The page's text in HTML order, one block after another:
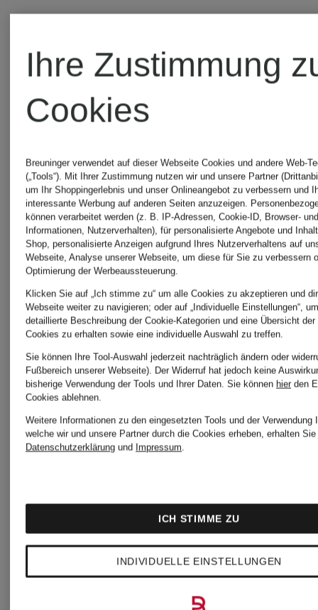
+Aktionsrabatt
Mix &
Match
Calvin
Klein
Balconette-
BH
37,99 €
Bestpreis:
35,99 €
Neu
Calvin
Klein
2er-
Pack
COTTON
Ihre Zustimmung
Cookies
Breuninger verwendet auf dieser Webseite Cookies und andere Web-
(„Tools“). Mit Ihrer Zustimmung nutzen wir und unsere Partner
um Ihr Shoppingerlebnis und unser Onlineangebot zu verbessern und
interessante Werbung auf anderen Seiten anzuzeigen.
können verarbeitet werden (z. B. IP-Adressen, Cookie-ID, Browser-
Informationen, Nutzerverhalten), für personalisierte Angebote und
Shop, personalisierte Anzeigen aufgrund Ihres Nutzerverhaltens auf
Webseite, Analyse unserer Webseite, um diese für Sie zu verbessern
Optimierung der Werbeaussteuerung.
Klicken Sie auf „Ich stimme zu“ um alle Cookies zu akzeptieren und
Webseite weiter zu navigieren; oder auf „Individuelle Einstellungen“,
detaillierte Beschreibung der Cookie-Kategorien und eine Übersicht
Cookies zu erhalten sowie eine individuelle Auswahl zu treffen.
Sie können Ihre Tool-Auswahl jederzeit nachträglich ändern oder
Fußbereich unserer Webseite). Der Widerruf hat jedoch keine
bisherige Verwendung der Tools und Ihrer Daten. Sie können hier den
Cookies ablehnen.
Weitere Informationen zu den eingesetzten Tools und der Verwendung
welche wir und unsere Partner durch die Cookies erheben, erhalten
Datenschutzerklärung und Impressum.
INDIVIDUELLE EINSTELLUNGEN
ICH STIMME ZU